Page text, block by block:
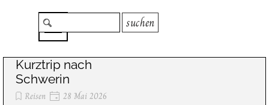
suchen
Kurztrip nach
Schwerin
Reisen 28 Mai 2026